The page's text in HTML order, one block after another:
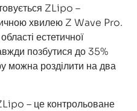
ZLipo –
хвилею Z Wave Pro.
естетичної
позбутися до 35%
можна розділити на два
– це контрольоване